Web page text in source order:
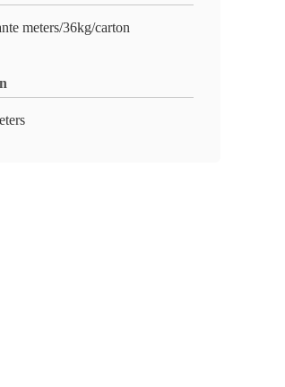
meters/36kg/carton